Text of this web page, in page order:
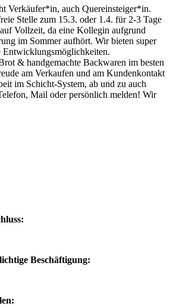
Verkäufer*in, auch Quereinsteiger*in.
Stelle zum 15.3. oder 1.4. für 2-3 Tage
Vollzeit, da eine Kollegin aufgrund
im Sommer aufhört. Wir bieten super
& handgemachte Backwaren im besten
am Verkaufen und am Kundenkontakt
im Schicht-System, ab und zu auch
Mail oder persönlich melden! Wir
Beschäftigung: